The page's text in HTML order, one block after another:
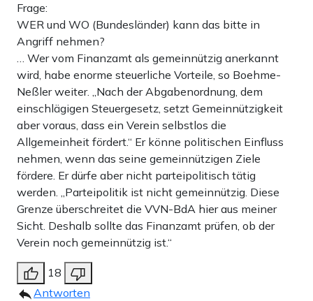
Frage:
WER und WO (Bundesländer) kann das bitte in
Angriff nehmen?
… Wer vom Finanzamt als gemeinnützig anerkannt
wird, habe enorme steuerliche Vorteile, so Boehme-
Neßler weiter. „Nach der Abgabenordnung, dem
einschlägigen Steuergesetz, setzt Gemeinnützigkeit
aber voraus, dass ein Verein selbstlos die
Allgemeinheit fördert.“ Er könne politischen Einfluss
nehmen, wenn das seine gemeinnützigen Ziele
fördere. Er dürfe aber nicht parteipolitisch tätig
werden. „Parteipolitik ist nicht gemeinnützig. Diese
Grenze überschreitet die VVN-BdA hier aus meiner
Sicht. Deshalb sollte das Finanzamt prüfen, ob der
Verein noch gemeinnützig ist.“
18
Antworten